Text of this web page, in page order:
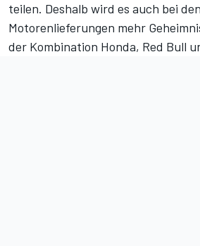
teilen. Deshalb wird es auch bei den
Motorenlieferungen mehr
der Kombination Honda, Red Bull